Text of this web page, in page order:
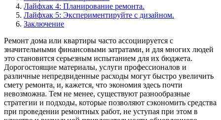
Лайфхак 4: Планирование ремонта.
Лайфхак 5: Экспериментируйте с дизайном.
Заключение
Ремонт дома или квартиры часто ассоциируется с
значительными финансовыми затратами, и для многих людей
это становится серьезным испытанием для их бюджета.
Дорогостоящие материалы, услуги профессионалов и
различные непредвиденные расходы могут быстро увеличить
смету ремонта, и, кажется, что экономия здесь почти
невозможна. Тем не менее, существуют разнообразные
стратегии и подходы, которые позволяют сэкономить средства
при проведении ремонтных работ, не уступая при этом в